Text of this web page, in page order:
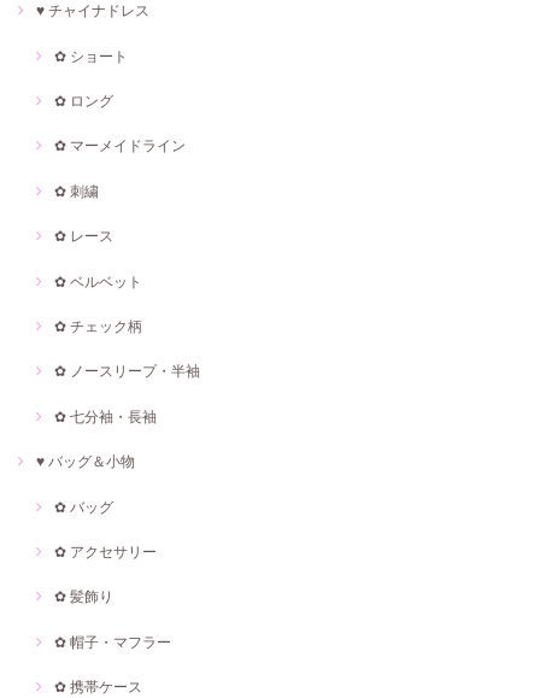
♥ チャイナドレス
✿ ショート
✿ ロング
✿ マーメイドライン
✿ 刺繍
✿ レース
✿ ベルベット
✿ チェック柄
✿ ノースリープ・半袖
✿ 七分袖・長袖
♥ バッグ＆小物
✿ バッグ
✿ アクセサリー
✿ 髪飾り
✿ 帽子・マフラー
✿ 携帯ケース